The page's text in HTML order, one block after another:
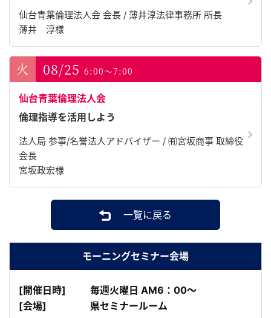
仙台青葉倫理法人会 会長 / 薄井淳法律事務所 所長
薄井 淳様
08/25 6:00～7:00
仙台青葉倫理法人会
倫理指導を活用しよう
法人局 参事/名誉法人アドバイザー / ㈲宮坂商事 取締役
会長
宮坂政宏様
一覧に戻る
モーニングセミナー会場
[開催日時]
毎週火曜日 AM6：00～
[会場]
県セミナールーム